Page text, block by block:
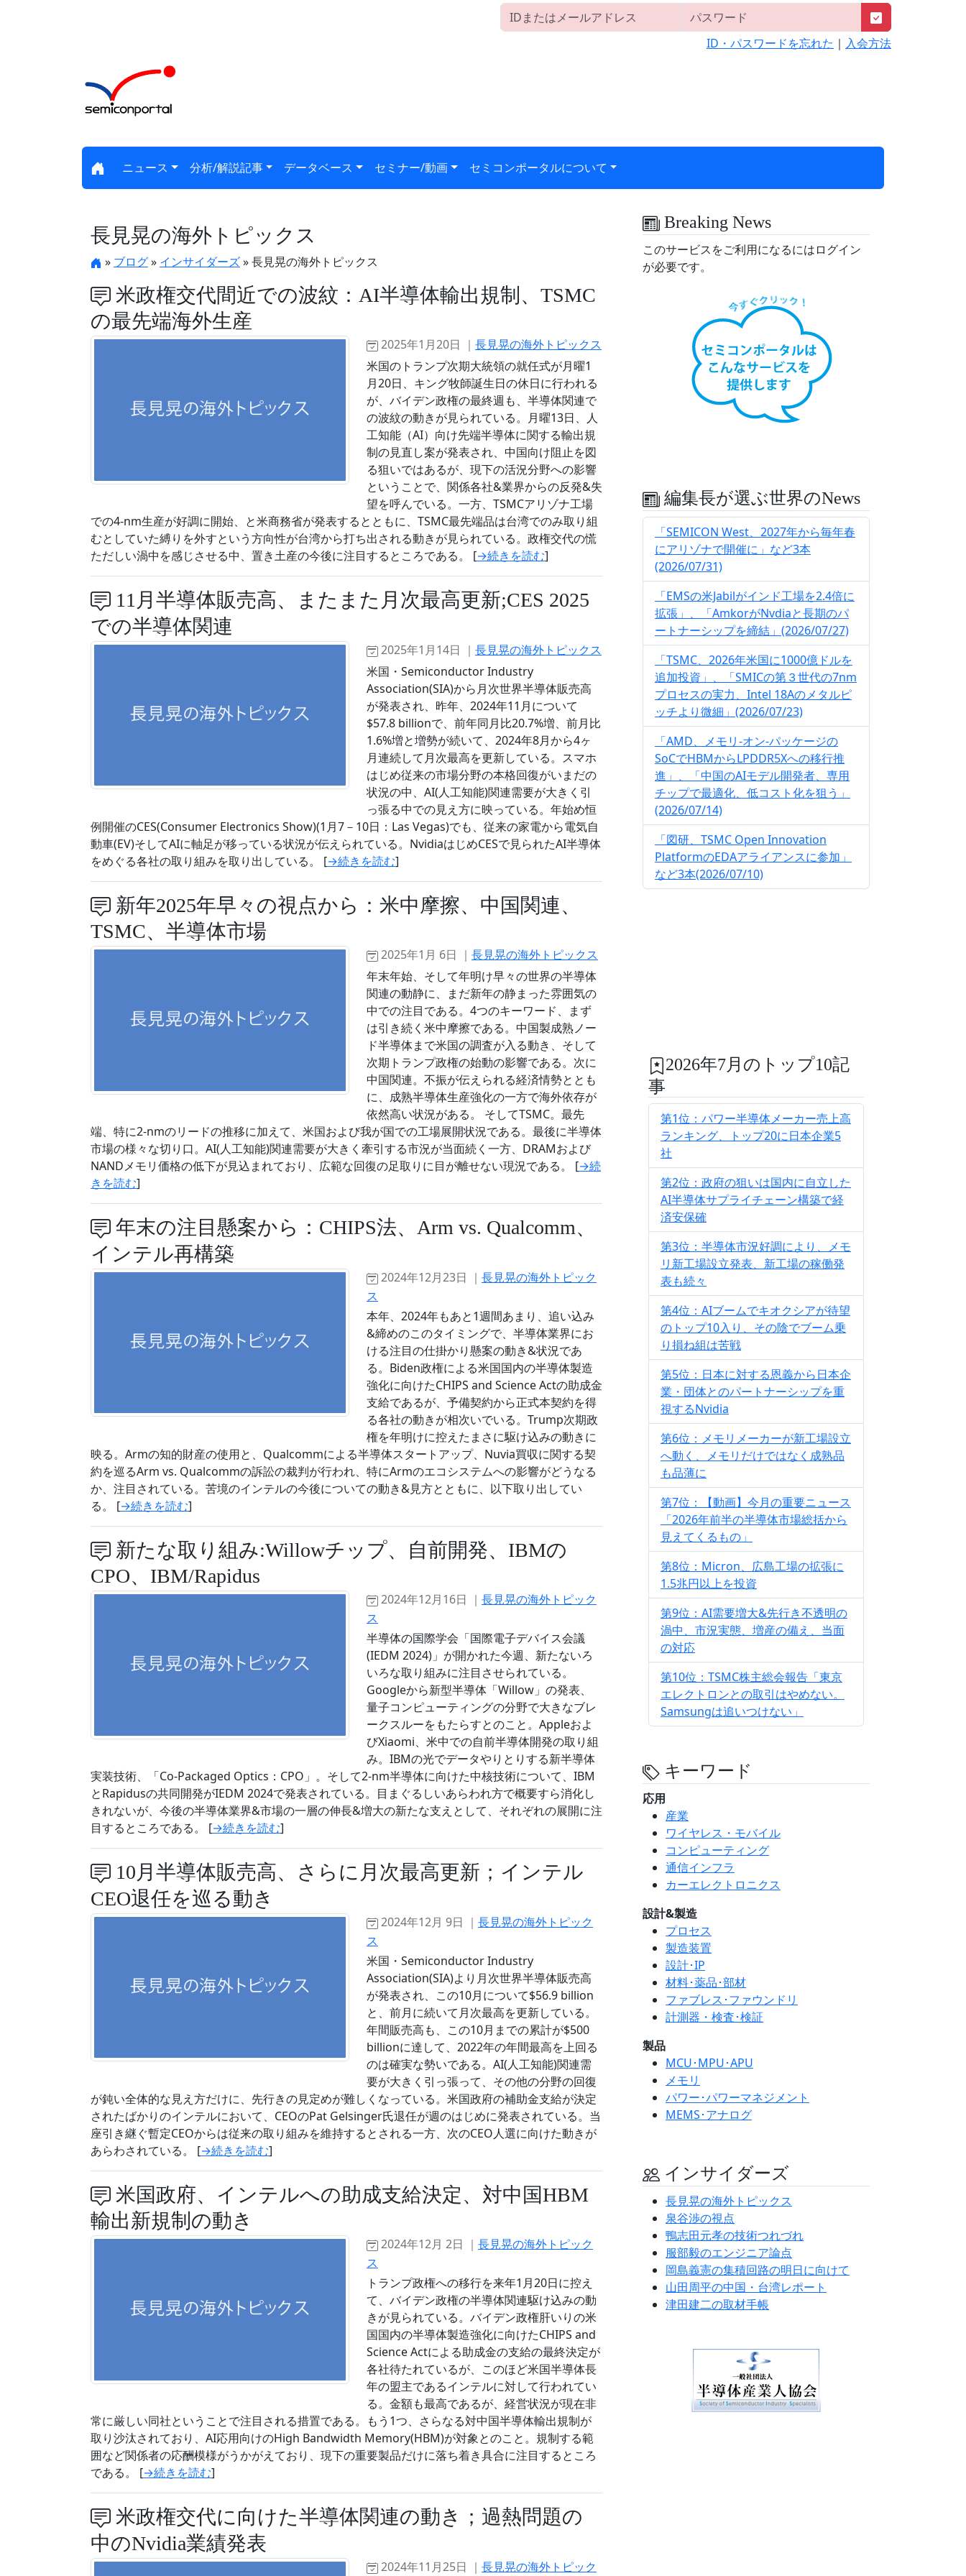
ID・パスワードを忘れた ｜ 入会方法
ニュース 分析/解説記事 データベース セミナー/動画 セミコンポータルについて
長見晃の海外トピックス
» ブログ» インサイダーズ» 長見晃の海外トピックス
米政権交代間近での波紋：AI半導体輸出規制、TSMC
の最先端海外生産
2025年1月20日 ｜ 長見晃の海外トピックス
米国のトランプ次期大統領の就任式が月曜1
月20日、キング牧師誕生日の休日に行われる
が、バイデン政権の最終週も、半導体関連で
の波紋の動きが見られている。月曜13日、人
工知能（AI）向け先端半導体に関する輸出規
制の見直し案が発表され、中国向け阻止を図
る狙いではあるが、現下の活況分野への影響
ということで、関係各社&業界からの反発&失
望を呼んでいる。一方、TSMCアリゾナ工場
での4-nm生産が好調に開始、と米商務省が発表するとともに、TSMC最先端品は台湾でのみ取り組
むとしていた縛りを外すという方向性が台湾から打ち出される動きが見られている。政権交代の慌
ただしい渦中を感じさせる中、置き土産の今後に注目するところである。 [→続きを読む]
11月半導体販売高、またまた月次最高更新;CES 2025
での半導体関連
2025年1月14日 ｜ 長見晃の海外トピックス
米国・Semiconductor Industry
Association(SIA)から月次世界半導体販売高
が発表され、昨年、2024年11月について
$57.8 billionで、前年同月比20.7%増、前月比
1.6%増と増勢が続いて、2024年8月から4ヶ
月連続して月次最高を更新している。スマホ
はじめ従来の市場分野の本格回復がいまだの
状況の中、AI(人工知能)関連需要が大きく引
っ張る中での見え方に映っている。年始め恒
例開催のCES(Consumer Electronics Show)(1月7－10日：Las Vegas)でも、従来の家電から電気自
動車(EV)そしてAIに軸足が移っている状況が伝えられている。NvidiaはじめCESで見られたAI半導体
をめぐる各社の取り組みを取り出している。 [→続きを読む]
新年2025年早々の視点から：米中摩擦、中国関連、
TSMC、半導体市場
2025年1月 6日 ｜ 長見晃の海外トピックス
年末年始、そして年明け早々の世界の半導体
関連の動静に、まだ新年の静まった雰囲気の
中での注目である。4つのキーワード、まず
は引き続く米中摩擦である。中国製成熟ノー
ド半導体まで米国の調査が入る動き、そして
次期トランプ政権の始動の影響である。次に
中国関連。不振が伝えられる経済情勢ととも
に、成熟半導体生産強化の一方で海外依存が
依然高い状況がある。 そしてTSMC。最先
端、特に2-nmのリードの推移に加えて、米国および我が国での工場展開状況である。最後に半導体
市場の様々な切り口。AI(人工知能)関連需要が大きく牽引する市況が当面続く一方、DRAMおよび
NANDメモリ価格の低下が見込まれており、広範な回復の足取りに目が離せない現況である。 [→続
きを読む]
年末の注目懸案から：CHIPS法、Arm vs. Qualcomm、
インテル再構築
2024年12月23日 ｜ 長見晃の海外トピック
ス
本年、2024年もあと1週間あまり、追い込み
&締めのこのタイミングで、半導体業界にお
ける注目の仕掛かり懸案の動き&状況であ
る。Biden政権による米国国内の半導体製造
強化に向けたCHIPS and Science Actの助成金
支給であるが、予備契約から正式本契約を得
る各社の動きが相次いでいる。Trump次期政
権を年明けに控えたまさに駆け込みの動きに
映る。Armの知的財産の使用と、Qualcommによる半導体スタートアップ、Nuvia買収に関する契
約を巡るArm vs. Qualcommの訴訟の裁判が行われ、特にArmのエコシステムへの影響がどうなる
か、注目されている。苦境のインテルの今後についての動き&見方とともに、以下取り出してい
る。 [→続きを読む]
新たな取り組み:Willowチップ、自前開発、IBMの
CPO、IBM/Rapidus
2024年12月16日 ｜ 長見晃の海外トピック
ス
半導体の国際学会「国際電子デバイス会議
(IEDM 2024)」が開かれた今週、新たないろ
いろな取り組みに注目させられている。
Googleから新型半導体「Willow」の発表、
量子コンピューティングの分野で大きなブレ
ークスルーをもたらすとのこと。Appleおよ
びXiaomi、米中での自前半導体開発の取り組
み。IBMの光でデータやりとりする新半導体
実装技術、「Co-Packaged Optics：CPO」。そして2-nm半導体に向けた中核技術について、IBM
とRapidusの共同開発がIEDM 2024で発表されている。目まぐるしいあらわれ方で概要すら消化し
きれないが、今後の半導体業界&市場の一層の伸長&増大の新たな支えとして、それぞれの展開に注
目するところである。 [→続きを読む]
10月半導体販売高、さらに月次最高更新；インテル
CEO退任を巡る動き
2024年12月 9日 ｜ 長見晃の海外トピック
ス
米国・Semiconductor Industry
Association(SIA)より月次世界半導体販売高
が発表され、この10月について$56.9 billion
と、前月に続いて月次最高を更新している。
年間販売高も、この10月までの累計が$500
billionに達して、2022年の年間最高を上回る
のは確実な勢いである。AI(人工知能)関連需
要が大きく引っ張って、その他の分野の回復
が鈍い全体的な見え方だけに、先行きの見定めが難しくなっている。米国政府の補助金支給が決定
されたばかりのインテルにおいて、CEOのPat Gelsinger氏退任が週のはじめに発表されている。当
座引き継ぐ暫定CEOからは従来の取り組みを維持するとされる一方、次のCEO人選に向けた動きが
あらわされている。 [→続きを読む]
米国政府、インテルへの助成支給決定、対中国HBM
輸出新規制の動き
2024年12月 2日 ｜ 長見晃の海外トピック
ス
トランプ政権への移行を来年1月20日に控え
て、バイデン政権の半導体関連駆け込みの動
きが見られている。バイデン政権肝いりの米
国国内の半導体製造強化に向けたCHIPS and
Science Actによる助成金の支給の最終決定が
各社待たれているが、このほど米国半導体長
年の盟主であるインテルに対して行われてい
る。金額も最高であるが、経営状況が現在非
常に厳しい同社ということで注目される措置である。もう1つ、さらなる対中国半導体輸出規制が
取り沙汰されており、AI応用向けのHigh Bandwidth Memory(HBM)が対象とのこと。規制する範
囲など関係者の応酬模様がうかがえており、現下の重要製品だけに落ち着き具合に注目するところ
である。 [→続きを読む]
米政権交代に向けた半導体関連の動き；過熱問題の
中のNvidia業績発表
2024年11月25日 ｜ 長見晃の海外トピック
Breaking News
このサービスをご利用になるにはログイン
が必要です。
編集長が選ぶ世界のNews
「SEMICON West、2027年から毎年春
にアリゾナで開催に」など3本
(2026/07/31)
「EMSの米Jabilがインド工場を2.4倍に
拡張」、「AmkorがNvdiaと長期のパ
ートナーシップを締結」(2026/07/27)
「TSMC、2026年米国に1000億ドルを
追加投資」、「SMICの第３世代の7nm
プロセスの実力、Intel 18Aのメタルピ
ッチより微細」(2026/07/23)
「AMD、メモリ-オン-パッケージの
SoCでHBMからLPDDR5Xへの移行推
進」、「中国のAIモデル開発者、専用
チップで最適化、低コスト化を狙う」
(2026/07/14)
「図研、TSMC Open Innovation
PlatformのEDAアライアンスに参加」
など3本(2026/07/10)
2026年7月のトップ10記
事
第1位：パワー半導体メーカー売上高
ランキング、トップ20に日本企業5
社
第2位：政府の狙いは国内に自立した
AI半導体サプライチェーン構築で経
済安保確
第3位：半導体市況好調により、メモ
リ新工場設立発表、新工場の稼働発
表も続々
第4位：AIブームでキオクシアが待望
のトップ10入り、その陰でブーム乗
り損ね組は苦戦
第5位：日本に対する恩義から日本企
業・団体とのパートナーシップを重
視するNvidia
第6位：メモリメーカーが新工場設立
へ動く、メモリだけではなく成熟品
も品薄に
第7位：【動画】今月の重要ニュース
「2026年前半の半導体市場総括から
見えてくるもの」
第8位：Micron、広島工場の拡張に
1.5兆円以上を投資
第9位：AI需要増大&先行き不透明の
渦中、市況実態、増産の備え、当面
の対応
第10位：TSMC株主総会報告「東京
エレクトロンとの取引はやめない。
Samsungは追いつけない」
キーワード
応用
産業
ワイヤレス・モバイル
コンピューティング
通信インフラ
カーエレクトロニクス
設計&製造
プロセス
製造装置
設計･IP
材料･薬品･部材
ファブレス･ファウンドリ
計測器・検査･検証
製品
MCU･MPU･APU
メモリ
パワー･パワーマネジメント
MEMS･アナログ
インサイダーズ
長見晃の海外トピックス
泉谷渉の視点
鴨志田元孝の技術つれづれ
服部毅のエンジニア論点
岡島義憲の集積回路の明日に向けて
山田周平の中国・台湾レポート
津田建二の取材手帳